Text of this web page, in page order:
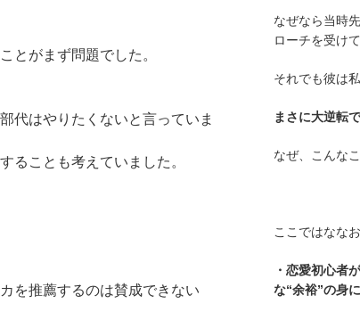
とがまず問題でした。
代はやりたくないと言っていま
ることも考えていました。
を推薦するのは賛成できない
なぜなら当時
ローチを受け
それでも彼は
まさに大逆転
なぜ、こんな
ここではなな
・恋愛初心者
な“余裕”の身